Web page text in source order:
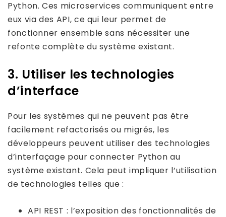
Python. Ces microservices communiquent entre
eux via des API, ce qui leur permet de
fonctionner ensemble sans nécessiter une
refonte complète du système existant.
3. Utiliser les technologies
d’interface
Pour les systèmes qui ne peuvent pas être
facilement refactorisés ou migrés, les
développeurs peuvent utiliser des technologies
d’interfaçage pour connecter Python au
système existant. Cela peut impliquer l’utilisation
de technologies telles que :
API REST : l’exposition des fonctionnalités de